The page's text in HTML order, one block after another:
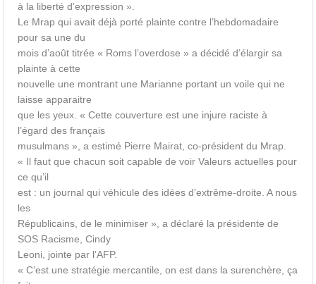
à la liberté d’expression ».
Le Mrap qui avait déjà porté plainte contre l’hebdomadaire
pour sa une du
mois d’août titrée « Roms l’overdose » a décidé d’élargir sa
plainte à cette
nouvelle une montrant une Marianne portant un voile qui ne
laisse apparaitre
que les yeux. « Cette couverture est une injure raciste à
l’égard des français
musulmans », a estimé Pierre Mairat, co-président du Mrap.
« Il faut que chacun soit capable de voir Valeurs actuelles pour
ce qu’il
est : un journal qui véhicule des idées d’extrême-droite. A nous
les
Républicains, de le minimiser », a déclaré la présidente de
SOS Racisme, Cindy
Leoni, jointe par l’AFP.
« C’est une stratégie mercantile, on est dans la surenchère, ça